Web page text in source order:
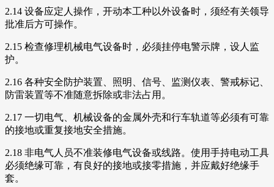
2.14 设备应定人操作，开动本工种以外设备时，须经有关领导
批准后方可操作。
2.15 检查修理机械电气设备时，必须挂停电警示牌，设人监
护。
2.16 各种安全防护装置、照明、信号、监测仪表、警戒标记、
防雷装置等不准随意拆除或非法占用。
2.17 一切电气、机械设备的金属外壳和行车轨道等必须有可靠
的接地或重复接地安全措施。
2.18 非电气人员不准装修电气设备或线路。使用手持电动工具
必须绝缘可靠，有良好的接地或接零措施，并应戴好绝缘手
套。